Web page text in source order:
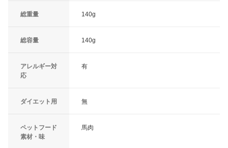
総重量 140g
総容量 140g
アレルギー対
応
有
ダイエット用 無
ペットフード
素材・味
馬肉